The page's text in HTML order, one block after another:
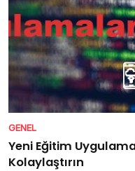
GENEL
Yeni Eğitim
Kolaylaştırın